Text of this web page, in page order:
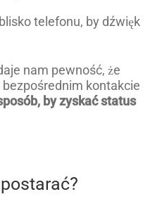
telefonu, by dźwięk
nam pewność, że
kontakcie
by zyskać status